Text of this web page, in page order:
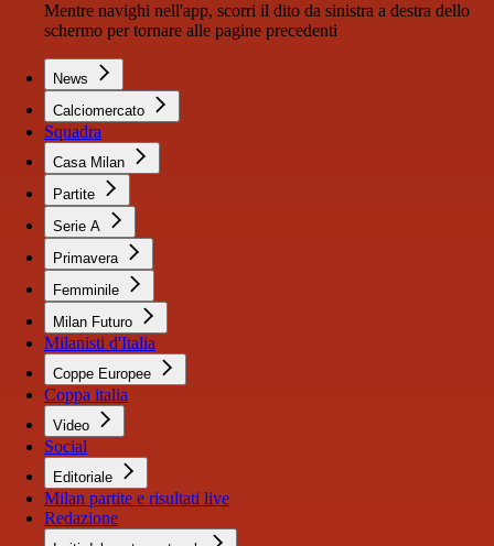
Mentre navighi nell'app, scorri il dito da sinistra a destra dello
schermo per tornare alle pagine precedenti
News
Calciomercato
Squadra
Casa Milan
Partite
Serie A
Primavera
Femminile
Milan Futuro
Milanisti d'Italia
Coppe Europee
Coppa italia
Video
Social
Editoriale
Milan partite e risultati live
Redazione